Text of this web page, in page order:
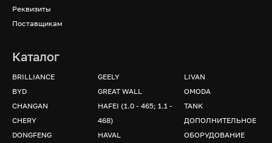
Реквизиты
Поставщикам
Каталог
BRILLIANCE
BYD
CHANGAN
CHERY
DONGFENG
GEELY
GREAT WALL
HAFEI (1.0 - 465; 1.1 -
468)
HAVAL
LIVAN
OMODA
TANK
ДОПОЛНИТЕЛЬНОЕ
ОБОРУДОВАНИЕ